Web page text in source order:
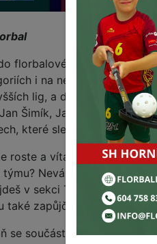
florbalového světa
i na nejvyšších
lig, a dnes máme
Šimík, Jan Galuszka a
které sledujete na
roste a vítá nové členy –
Neváhej a kontaktuj
v sekci Tréninky). Pro
také zapůjčit florbalovou
se součástí naší florbalové